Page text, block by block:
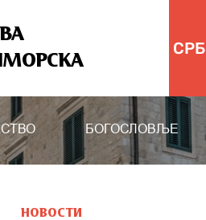
СРБ
БОГОСЛОВЉЕ
НОВОСТИ